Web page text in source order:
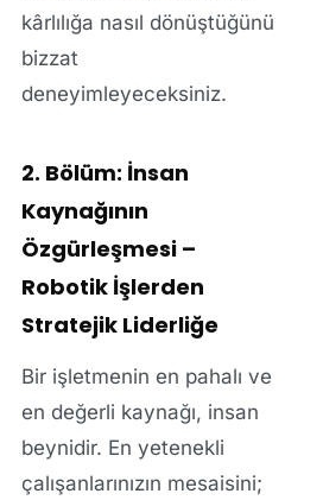
kârlılığa nasıl dönüştüğünü
bizzat
deneyimleyeceksiniz.
2. Bölüm: İnsan
Kaynağının
Özgürleşmesi –
Robotik İşlerden
Stratejik Liderliğe
Bir işletmenin en pahalı ve
en değerli kaynağı, insan
beynidir. En yetenekli
çalışanlarınızın mesaisini;